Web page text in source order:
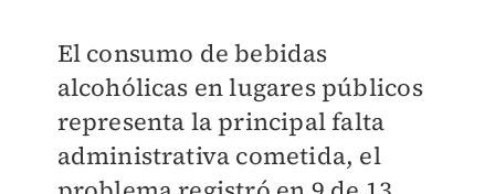
El consumo de bebidas
alcohólicas en lugares públicos
representa la principal falta
administrativa cometida, el